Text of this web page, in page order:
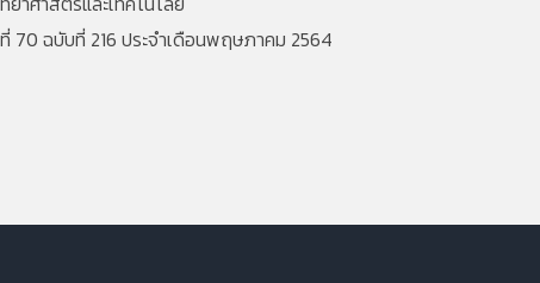
70 ฉบับที่ 216 ประจำเดือนพฤษภาคม 2564